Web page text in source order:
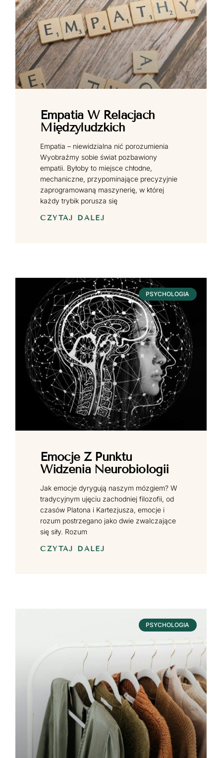
Empatia W Relacjach
Międzyludzkich
Empatia – niewidzialna nić porozumienia
Wyobraźmy sobie świat pozbawiony
empatii. Byłoby to miejsce chłodne,
mechaniczne, przypominające precyzyjnie
zaprogramowaną maszynerię, w której
każdy trybik porusza się
CZYTAJ DALEJ
PSYCHOLOGIA
Emocje Z Punktu
Widzenia Neurobiologii
Jak emocje dyrygują naszym mózgiem? W
tradycyjnym ujęciu zachodniej filozofii, od
czasów Platona i Kartezjusza, emocje i
rozum postrzegano jako dwie zwalczające
się siły. Rozum
CZYTAJ DALEJ
PSYCHOLOGIA